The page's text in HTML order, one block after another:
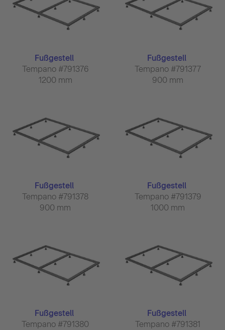
Fußgestell
Tempano #791376
1200 mm
Fußgestell
Tempano #791377
900 mm
Fußgestell
Tempano #791378
900 mm
Fußgestell
Tempano #791379
1000 mm
Fußgestell
Tempano #791380
Fußgestell
Tempano #791381